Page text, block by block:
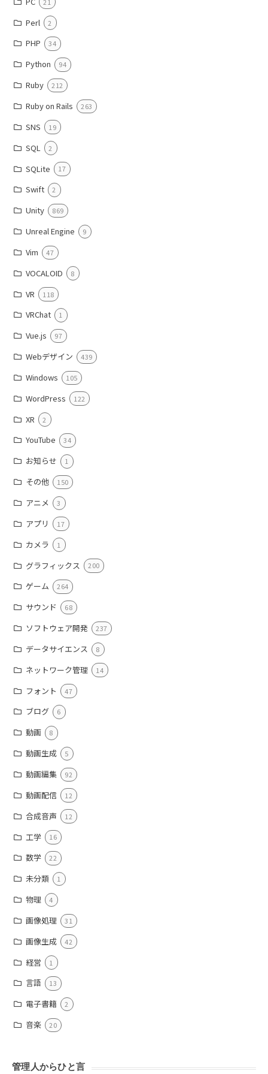
Perl 2
PHP 34
Python 94
Ruby 212
Ruby on Rails 263
SNS 19
SQL 2
SQLite 17
Swift 2
Unity 869
Unreal Engine 9
Vim 47
VOCALOID 8
VR 118
VRChat 1
Vue.js 97
Webデザイン 439
Windows 105
WordPress 122
XR 2
YouTube 34
お知らせ 1
その他 150
アニメ 3
アプリ 17
カメラ 1
グラフィックス 200
ゲーム 264
サウンド 68
ソフトウェア開発 237
データサイエンス 8
ネットワーク管理 14
フォント 47
ブログ 6
動画 8
動画生成 5
動画編集 92
動画配信 12
合成音声 12
工学 16
数学 22
未分類 1
物理 4
画像処理 31
画像生成 42
経営 1
言語 13
電子書籍 2
音楽 20
管理人からひと言